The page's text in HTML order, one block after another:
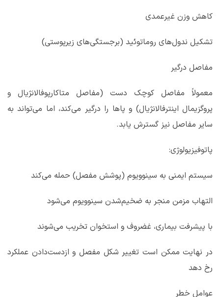
کاهش وزن غیرعمدی
تشکیل ندول‌های روماتوئید (برجستگی‌های زیرپوستی)
مفاصل درگیر
معمولاً مفاصل کوچک دست (مفاصل متاکارپوفالانژیال و
پروگزیمال اینترفالانژیال) و پاها را درگیر می‌کند، اما می‌تواند به
سایر مفاصل نیز گسترش یابد.
پاتوفیزیولوژی:
سیستم ایمنی به سینوویوم (پوشش مفصل) حمله می‌کند
التهاب مزمن منجر به ضخیم‌شدن سینوویوم می‌شود
با پیشرفت بیماری، غضروف و استخوان تخریب می‌شوند
در نهایت ممکن است تغییر شکل مفصل و ازدست‌دادن عملکرد
رخ دهد
عوامل خطر